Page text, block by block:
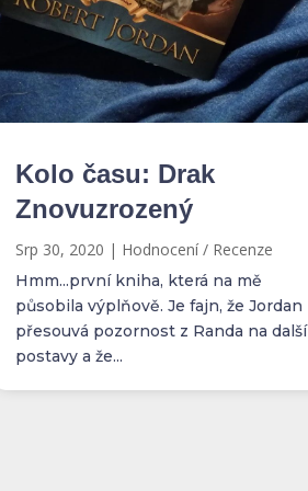
Kolo času: Drak
Znovuzrozený
Srp 30, 2020 | Hodnocení / Recenze
Hmm...první kniha, která na mě
působila výplňově. Je fajn, že Jordan
přesouvá pozornost z Randa na další
postavy a že...